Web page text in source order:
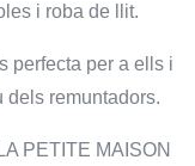
i roba de llit.
perfecta per a ells i
dels remuntadors.
PETITE MAISON